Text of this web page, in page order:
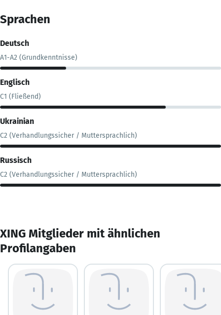
Sprachen
Deutsch
A1-A2 (Grundkenntnisse)
Englisch
C1 (Fließend)
Ukrainian
C2 (Verhandlungssicher / Muttersprachlich)
Russisch
C2 (Verhandlungssicher / Muttersprachlich)
XING Mitglieder mit ähnlichen
Profilangaben